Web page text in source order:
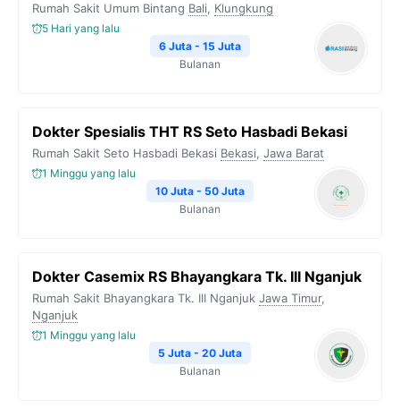
Rumah Sakit Umum Bintang Bali, Klungkung
5 Hari yang lalu
6 Juta - 15 Juta
Bulanan
Dokter Spesialis THT RS Seto Hasbadi Bekasi
Rumah Sakit Seto Hasbadi Bekasi Bekasi, Jawa Barat
1 Minggu yang lalu
10 Juta - 50 Juta
Bulanan
Dokter Casemix RS Bhayangkara Tk. III Nganjuk
Rumah Sakit Bhayangkara Tk. III Nganjuk Jawa Timur,
Nganjuk
1 Minggu yang lalu
5 Juta - 20 Juta
Bulanan